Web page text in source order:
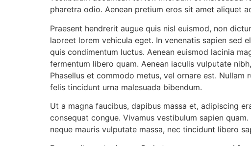
pharetra odio. Aenean pretium eros sit amet aliquet
Praesent hendrerit augue quis nisl euismod, non
laoreet lorem vehicula eget. In venenatis sapien sed
quis condimentum luctus. Aenean euismod lacinia
fermentum libero quam. Aenean iaculis vulputate
Phasellus et commodo metus, vel ornare est.
felis tincidunt urna malesuada bibendum.
Ut a magna faucibus, dapibus massa et, adipiscing
consequat congue. Vivamus vestibulum sapien
neque mauris vulputate massa, nec tincidunt libero